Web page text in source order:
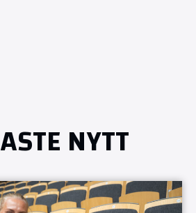
NYTT